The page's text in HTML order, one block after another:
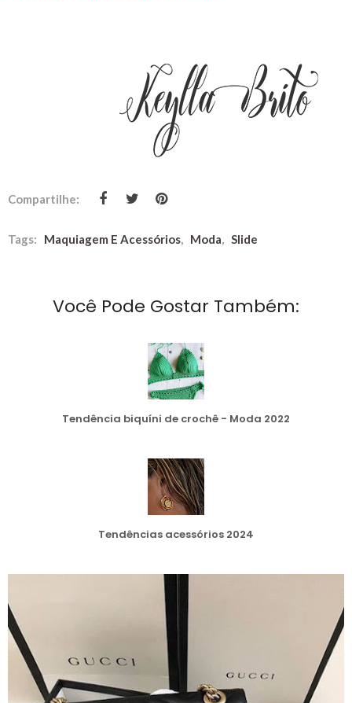
Compartilhe:
Tags: Maquiagem E Acessórios, Moda, Slide
Você Pode Gostar Também:
Tendência biquíni de crochê - Moda 2022
Tendências acessórios 2024